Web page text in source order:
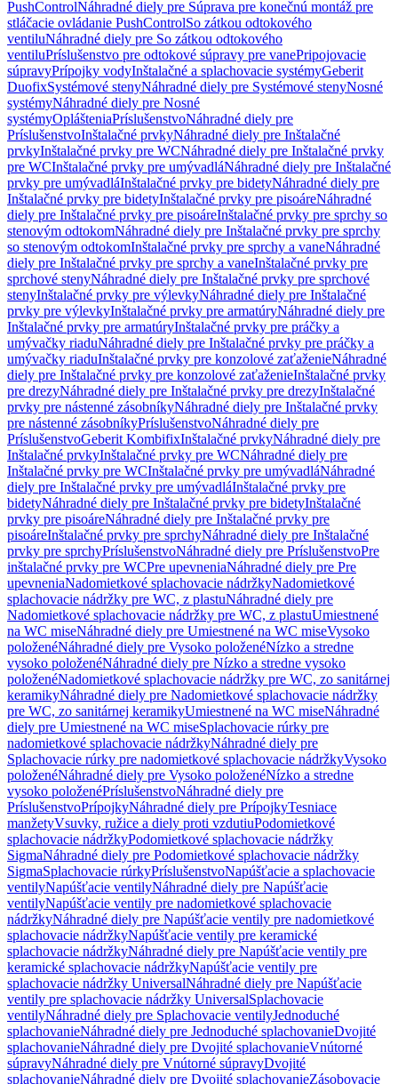
PushControlNáhradné diely pre Súprava pre konečnú montáž pre
stláčacie ovládanie PushControlSo zátkou odtokového
ventiluNáhradné diely pre So zátkou odtokového
ventiluPríslušenstvo pre odtokové súpravy pre vanePripojovacie
súpravyPrípojky vodyInštalačné a splachovacie systémyGeberit
DuofixSystémové stenyNáhradné diely pre Systémové stenyNosné
systémyNáhradné diely pre Nosné
systémyOplášteniaPríslušenstvoNáhradné diely pre
PríslušenstvoInštalačné prvkyNáhradné diely pre Inštalačné
prvkyInštalačné prvky pre WCNáhradné diely pre Inštalačné prvky
pre WCInštalačné prvky pre umývadláNáhradné diely pre Inštalačné
prvky pre umývadláInštalačné prvky pre bidetyNáhradné diely pre
Inštalačné prvky pre bidetyInštalačné prvky pre pisoáreNáhradné
diely pre Inštalačné prvky pre pisoáreInštalačné prvky pre sprchy so
stenovým odtokomNáhradné diely pre Inštalačné prvky pre sprchy
so stenovým odtokomInštalačné prvky pre sprchy a vaneNáhradné
diely pre Inštalačné prvky pre sprchy a vaneInštalačné prvky pre
sprchové stenyNáhradné diely pre Inštalačné prvky pre sprchové
stenyInštalačné prvky pre výlevkyNáhradné diely pre Inštalačné
prvky pre výlevkyInštalačné prvky pre armatúryNáhradné diely pre
Inštalačné prvky pre armatúryInštalačné prvky pre práčky a
umývačky riaduNáhradné diely pre Inštalačné prvky pre práčky a
umývačky riaduInštalačné prvky pre konzolové zaťaženieNáhradné
diely pre Inštalačné prvky pre konzolové zaťaženieInštalačné prvky
pre drezyNáhradné diely pre Inštalačné prvky pre drezyInštalačné
prvky pre nástenné zásobníkyNáhradné diely pre Inštalačné prvky
pre nástenné zásobníkyPríslušenstvoNáhradné diely pre
PríslušenstvoGeberit KombifixInštalačné prvkyNáhradné diely pre
Inštalačné prvkyInštalačné prvky pre WCNáhradné diely pre
Inštalačné prvky pre WCInštalačné prvky pre umývadláNáhradné
diely pre Inštalačné prvky pre umývadláInštalačné prvky pre
bidetyNáhradné diely pre Inštalačné prvky pre bidetyInštalačné
prvky pre pisoáreNáhradné diely pre Inštalačné prvky pre
pisoáreInštalačné prvky pre sprchyNáhradné diely pre Inštalačné
prvky pre sprchyPríslušenstvoNáhradné diely pre PríslušenstvoPre
inštalačné prvky pre WCPre upevneniaNáhradné diely pre Pre
upevneniaNadomietkové splachovacie nádržkyNadomietkové
splachovacie nádržky pre WC, z plastuNáhradné diely pre
Nadomietkové splachovacie nádržky pre WC, z plastuUmiestnené
na WC miseNáhradné diely pre Umiestnené na WC miseVysoko
položenéNáhradné diely pre Vysoko položenéNízko a stredne
vysoko položenéNáhradné diely pre Nízko a stredne vysoko
položenéNadomietkové splachovacie nádržky pre WC, zo sanitárnej
keramikyNáhradné diely pre Nadomietkové splachovacie nádržky
pre WC, zo sanitárnej keramikyUmiestnené na WC miseNáhradné
diely pre Umiestnené na WC miseSplachovacie rúrky pre
nadomietkové splachovacie nádržkyNáhradné diely pre
Splachovacie rúrky pre nadomietkové splachovacie nádržkyVysoko
položenéNáhradné diely pre Vysoko položenéNízko a stredne
vysoko položenéPríslušenstvoNáhradné diely pre
PríslušenstvoPrípojkyNáhradné diely pre PrípojkyTesniace
manžetyVsuvky, ružice a diely proti vzdutiuPodomietkové
splachovacie nádržkyPodomietkové splachovacie nádržky
SigmaNáhradné diely pre Podomietkové splachovacie nádržky
SigmaSplachovacie rúrkyPríslušenstvoNapúšťacie a splachovacie
ventilyNapúšťacie ventilyNáhradné diely pre Napúšťacie
ventilyNapúšťacie ventily pre nadomietkové splachovacie
nádržkyNáhradné diely pre Napúšťacie ventily pre nadomietkové
splachovacie nádržkyNapúšťacie ventily pre keramické
splachovacie nádržkyNáhradné diely pre Napúšťacie ventily pre
keramické splachovacie nádržkyNapúšťacie ventily pre
splachovacie nádržky UniversalNáhradné diely pre Napúšťacie
ventily pre splachovacie nádržky UniversalSplachovacie
ventilyNáhradné diely pre Splachovacie ventilyJednoduché
splachovanieNáhradné diely pre Jednoduché splachovanieDvojité
splachovanieNáhradné diely pre Dvojité splachovanieVnútorné
súpravyNáhradné diely pre Vnútorné súpravyDvojité
splachovanieNáhradné diely pre Dvojité splachovanieZásobovacie